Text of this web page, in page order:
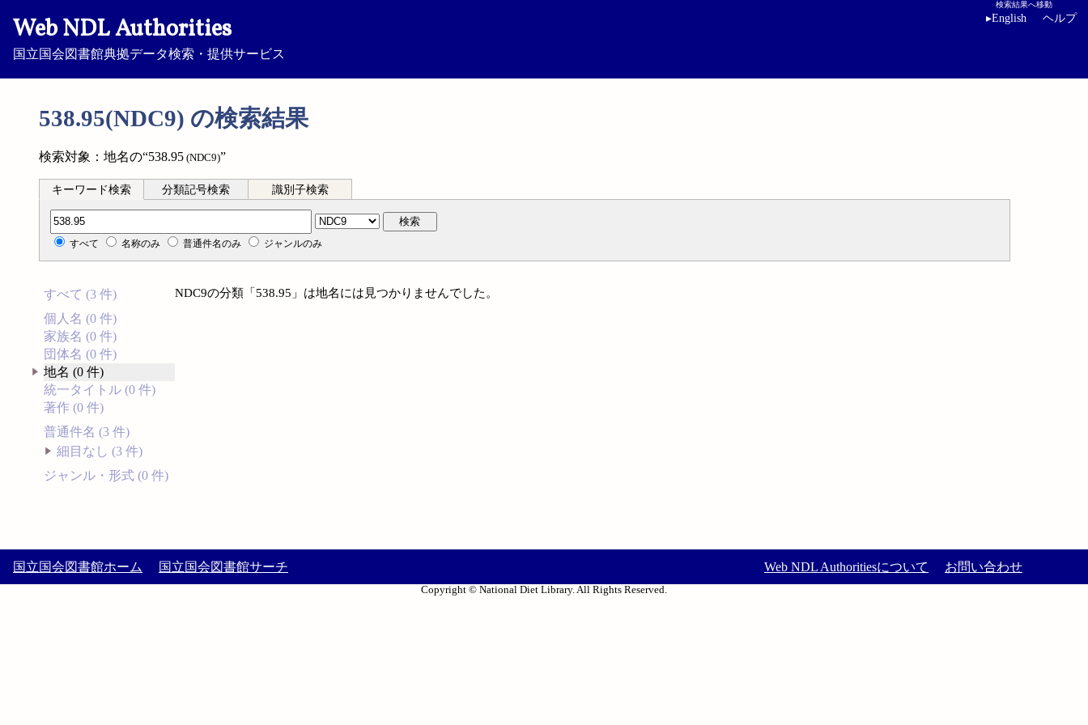
Web NDL Authorities
国立国会図書館典拠データ検索・提供サービス
検索結果へ移動
▸English ヘルプ
538.95(NDC9) の検索結果
検索対象：地名の“538.95 (NDC9)”
キーワード検索 分類記号検索 識別子検索
分類記号検索 検索
すべて 名称のみ 普通件名のみ ジャンルのみ
すべて (3 件)
個人名 (0 件)
家族名 (0 件)
団体名 (0 件)
地名 (0 件)
統一タイトル (0 件)
著作 (0 件)
普通件名 (3 件)
細目なし (3 件)
ジャンル・形式 (0 件)
NDC9の分類「538.95」は地名には見つかりませんでした。
国立国会図書館ホーム 国立国会図書館サーチ Web NDL Authoritiesについて お問い合わせ
Copyright © National Diet Library. All Rights Reserved.